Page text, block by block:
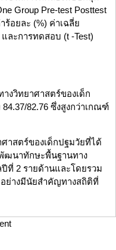
Group Pre-test Posttest
ร้อยละ (%) ค่าเฉลี่ย
ละการทดสอบ (t -Test)
งวิทยาศาสตร์ของเด็ก
82.76 ซึ่งสูงกว่าเกณฑ์
าสตร์ของเด็กปฐมวัยที่ได้
ฒนาทักษะพื้นฐานทาง
ที่ 2 รายด้านและโดยรวม
ย่างมีนัยสำคัญทางสถิติที่